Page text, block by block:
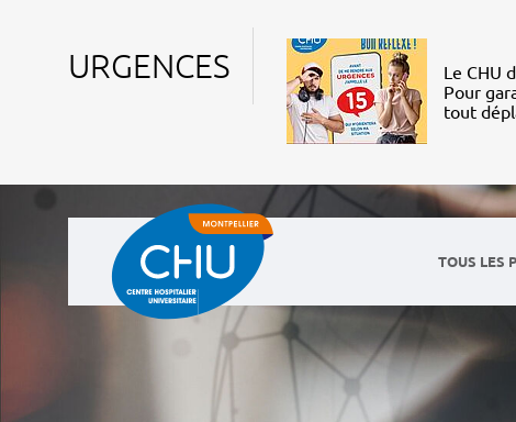
URGENCES
Le CHU
Pour
tout
TOUS LES